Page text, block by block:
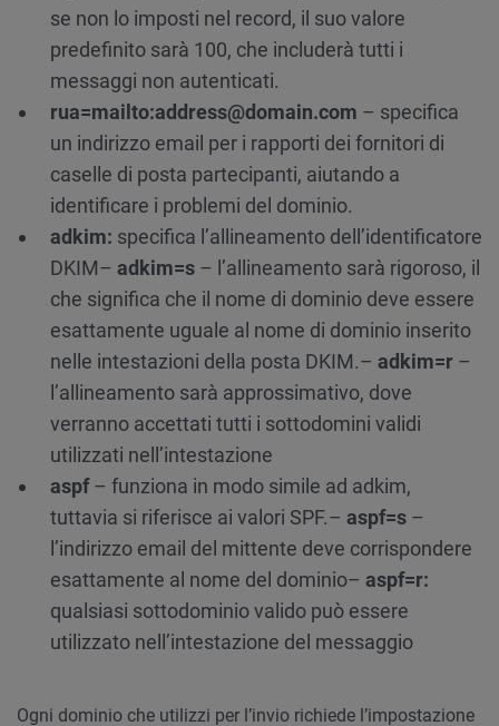
se non lo imposti nel record, il suo valore
predefinito sarà 100, che includerà tutti i
messaggi non autenticati.
rua=mailto:address@domain.com – specifica
un indirizzo email per i rapporti dei fornitori di
caselle di posta partecipanti, aiutando a
identificare i problemi del dominio.
adkim: specifica l’allineamento dell’identificatore
DKIM– adkim=s – l’allineamento sarà rigoroso, il
che significa che il nome di dominio deve essere
esattamente uguale al nome di dominio inserito
nelle intestazioni della posta DKIM.– adkim=r –
l’allineamento sarà approssimativo, dove
verranno accettati tutti i sottodomini validi
utilizzati nell’intestazione
aspf– funziona in modo simile ad adkim,
tuttavia si riferisce ai valori SPF.– aspf=s –
l’indirizzo email del mittente deve corrispondere
esattamente al nome del dominio– aspf=r:
qualsiasi sottodominio valido può essere
utilizzato nell’intestazione del messaggio
Ogni dominio che utilizzi per l’invio richiede l’impostazione